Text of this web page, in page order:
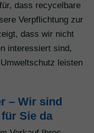
dass recycelbare
Verpflichtung zur
dass wir nicht
interessiert sind,
leisten
– Wir sind
Sie da